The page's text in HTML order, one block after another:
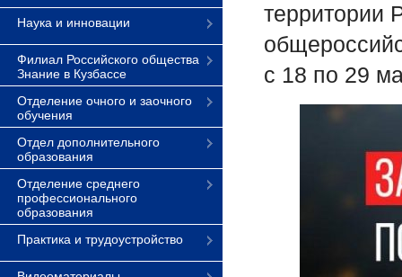
Наука и инновации
Филиал Российского общества
Знание в Кузбассе
Отделение очного и заочного
обучения
Отдел дополнительного
образования
Отделение среднего
профессионального
образования
Практика и трудоустройство
территории
с 18 по 29